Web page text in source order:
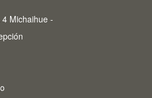
Michaihue -